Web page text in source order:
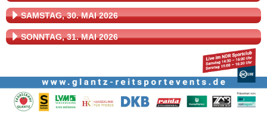
SAMSTAG, 30. MAI 2026
SONNTAG, 31. MAI 2026